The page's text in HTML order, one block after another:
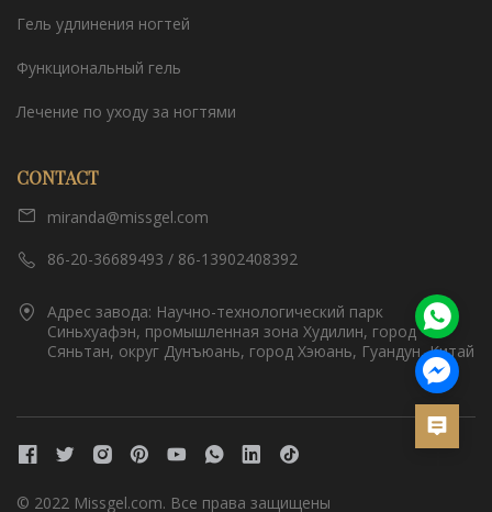
Гель удлинения ногтей
Функциональный гель
Лечение по уходу за ногтями
CONTACT
miranda@missgel.com
86-20-36689493 / 86-13902408392
Адрес завода: Научно-технологический парк
Синьхуафэн, промышленная зона Худилин, город
Сяньтан, округ Дунъюань, город Хэюань, Гуандун, Китай
© 2022 Missgel.com. Все права защищены